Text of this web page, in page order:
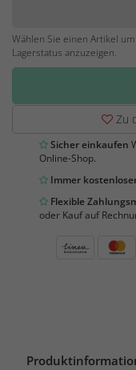
Wählen Sie einen Artikel
Lagerstatus anzuzeigen.
Zu
Sicher einkaufen
Online-Shop.
Immer
Flexible
oder Kauf auf